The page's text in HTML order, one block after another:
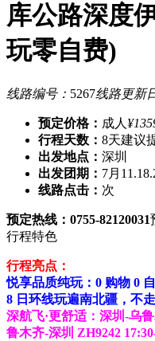
库公路深度
玩零自费)
线路编号： 5267线路更新
预定价格： 成人
行程天数： 8天建议
出发地点： 深圳
出发团期： 7月
线路点击： 次
预定热线：0755-82120031
行程特色
行程亮点：
悦享品质纯玩：0 购物 0
8 日环线玩遍南北疆，不
深航飞·更舒适：深圳-乌
鲁木齐-深圳 ZH9242